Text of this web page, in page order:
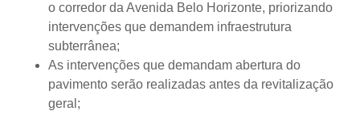
o corredor da Avenida Belo Horizonte, priorizando
intervenções que demandem infraestrutura
subterrânea;
As intervenções que demandam abertura do
pavimento serão realizadas antes da revitalização
geral;